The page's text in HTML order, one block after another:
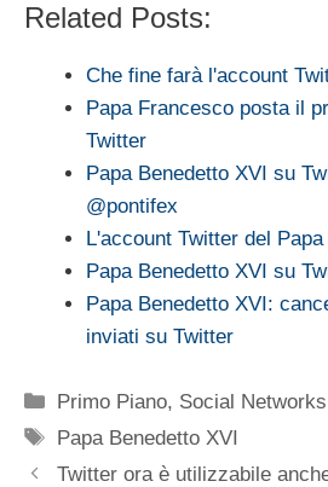
Related Posts:
Che fine farà l'account
Papa Francesco posta il
Twitter
Papa Benedetto XVI su
@pontifex
L'account Twitter del
Papa Benedetto XVI su
Papa Benedetto XVI:
inviati su Twitter
Categorie
Primo Piano, Social Networks
Tag
Papa Benedetto XVI
Twitter ora è utilizzabile